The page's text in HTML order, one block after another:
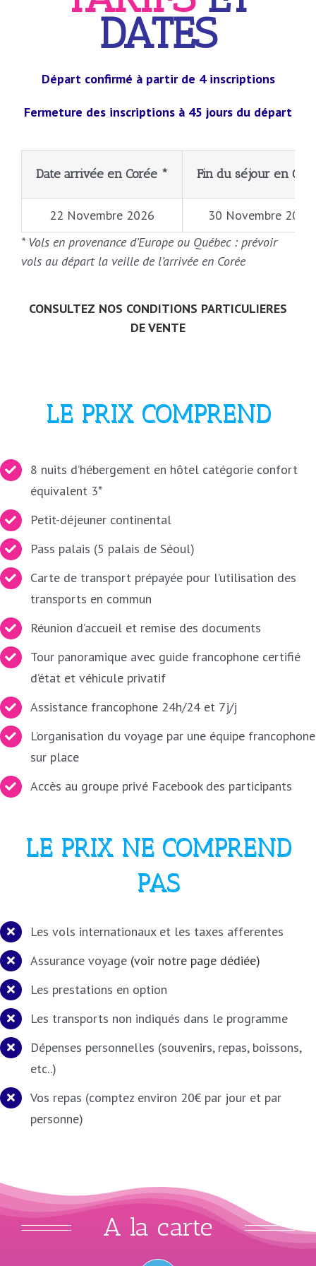
DATES
Départ confirmé à partir de 4 inscriptions
Fermeture des inscriptions à 45 jours du départ
Date arrivée en Corée * Fin du séjour en
22 Novembre 2026
30 Novembre 2026
* Vols en provenance d’Europe ou Québec : prévoir
vols au départ la veille de l’arrivée en Corée
CONSULTEZ NOS CONDITIONS PARTICULIERES
DE VENTE
LE PRIX COMPREND
8 nuits d’hébergement en hôtel catégorie confort
équivalent 3*
Petit-déjeuner continental
Pass palais (5 palais de Séoul)
Carte de transport prépayée pour l’utilisation des
transports en commun
Réunion d’accueil et remise des documents
Tour panoramique avec guide francophone certifié
d’état et véhicule privatif
Assistance francophone 24h/24 et 7j/j
L’organisation du voyage par une équipe francophone
sur place
Accès au groupe privé Facebook des participants
LE PRIX NE COMPREND
PAS
Les vols internationaux et les taxes afferentes
Assurance voyage (voir notre page dédiée)
Les prestations en option
Les transports non indiqués dans le programme
Dépenses personnelles (souvenirs, repas, boissons,
etc..)
Vos repas (comptez environ 20€ par jour et par
personne)
A la carte